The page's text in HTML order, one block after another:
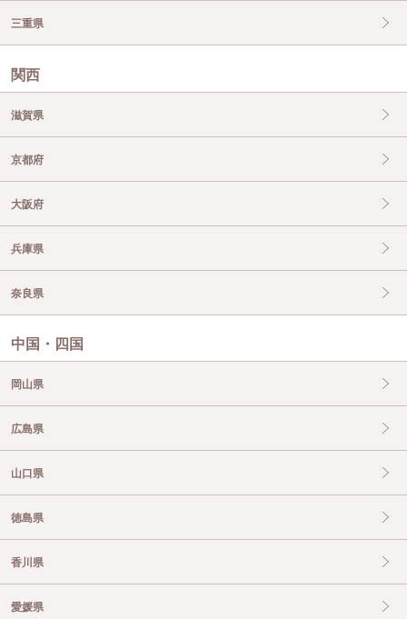
三重県
関西
滋賀県
京都府
大阪府
兵庫県
奈良県
中国・四国
岡山県
広島県
山口県
徳島県
香川県
愛媛県